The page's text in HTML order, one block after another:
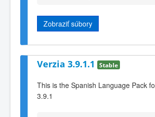
Zobraziť súbory
Verzia 3.9.1.1 Stable
This is the Spanish Language Pack
3.9.1